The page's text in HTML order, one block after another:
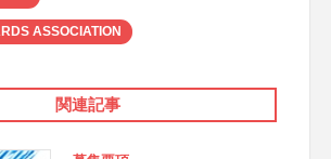
ASSOCIATION
関連記事